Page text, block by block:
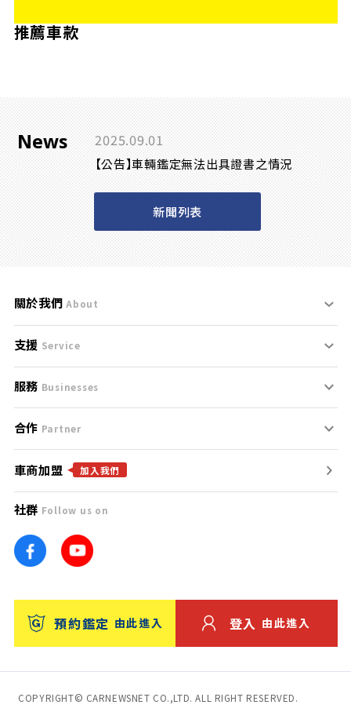
推薦車款
News 2025.09.01
【公告】車輛鑑定無法出具證書之情況
新聞列表
關於我們 About
刊登規範
服務條款
免責聲明
隱私權政策
團隊
車訊網
台灣優良中古車商大獎
支援 Service
支援中心
聯絡我們
服務 Businesses
什麼是Goo鑑定？
找好車
找好店
找海外車
消費者評價
保固
合作 Partner
合作夥伴
廣告合作
車商加盟 加入我們
社群 Follow us on
預約鑑定 由此進入 登入 由此進入
COPYRIGHT© CARNEWSNET CO.,LTD. ALL RIGHT RESERVED.